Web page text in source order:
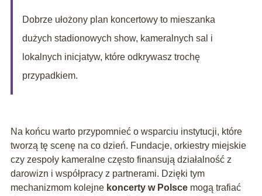
Dobrze ułożony plan koncertowy to mieszanka
dużych stadionowych show, kameralnych sal i
lokalnych inicjatyw, które odkrywasz trochę
przypadkiem.
Na końcu warto przypomnieć o wsparciu instytucji, które
tworzą tę scenę na co dzień. Fundacje, orkiestry miejskie
czy zespoły kameralne często finansują działalność z
darowizn i współpracy z partnerami. Dzięki tym
mechanizmom kolejne koncerty w Polscemogą trafiać